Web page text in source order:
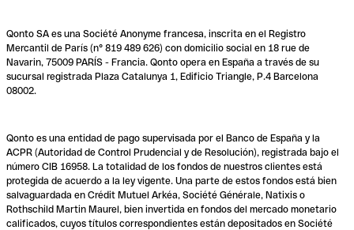
Qonto SA es una Société Anonyme francesa, inscrita en el Registro
Mercantil de París (n° 819 489 626) con domicilio social en 18 rue de
Navarin, 75009 PARÍS - Francia. Qonto opera en España a través de su
sucursal registrada Plaza Catalunya 1, Edificio Triangle, P.4 Barcelona
08002.
Qonto es una entidad de pago supervisada por el Banco de España y la
ACPR (Autoridad de Control Prudencial y de Resolución), registrada bajo el
número CIB 16958. La totalidad de los fondos de nuestros clientes está
protegida de acuerdo a la ley vigente. Una parte de estos fondos está bien
salvaguardada en Crédit Mutuel Arkéa, Société Générale, Natixis o
Rothschild Martin Maurel, bien invertida en fondos del mercado monetario
calificados, cuyos títulos correspondientes están depositados en Société